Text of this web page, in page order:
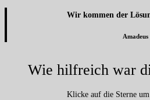
Wir kommen der
Amadeus
Wie hilfreich war
Klicke auf die Sterne